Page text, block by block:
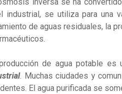
industrial, se utiliza para una
de aguas residuales, la
de agua potable
. Muchas ciudades y
El agua purificada se